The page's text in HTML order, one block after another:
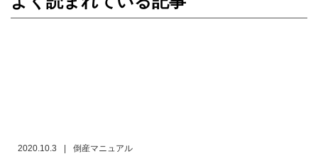
2020.10.3 | 倒産マニュアル